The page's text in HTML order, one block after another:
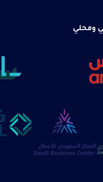
ومحلي